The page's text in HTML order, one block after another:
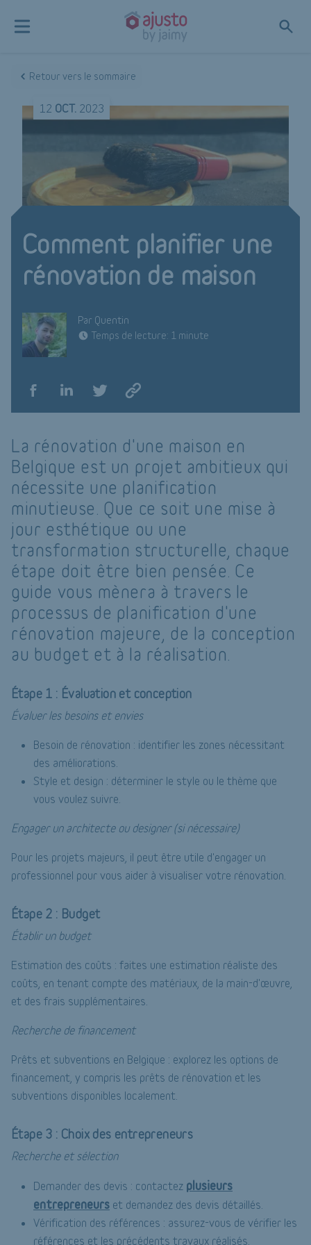
Retour vers le sommaire
12 OCT. 2023
Comment planifier une
rénovation de maison
Par Quentin
Temps de lecture: 1 minute
La rénovation d'une maison en
Belgique est un projet ambitieux qui
nécessite une planification
minutieuse. Que ce soit une mise à
jour esthétique ou une
transformation structurelle, chaque
étape doit être bien pensée. Ce
guide vous mènera à travers le
processus de planification d'une
rénovation majeure, de la conception
au budget et à la réalisation.
Étape 1 : Évaluation et conception
Évaluer les besoins et envies
Besoin de rénovation : identifier les zones nécessitant
des améliorations.
Style et design : déterminer le style ou le thème que
vous voulez suivre.
Engager un architecte ou designer (si nécessaire)
Pour les projets majeurs, il peut être utile d'engager un
professionnel pour vous aider à visualiser votre rénovation.
Étape 2 : Budget
Établir un budget
Estimation des coûts : faites une estimation réaliste des
coûts, en tenant compte des matériaux, de la main-d'œuvre,
et des frais supplémentaires.
Recherche de financement
Prêts et subventions en Belgique : explorez les options de
financement, y compris les prêts de rénovation et les
subventions disponibles localement.
Étape 3 : Choix des entrepreneurs
Recherche et sélection
Demander des devis : contactez plusieurs
entrepreneurs et demandez des devis détaillés.
Vérification des références : assurez-vous de vérifier les
références et les précédents travaux réalisés.